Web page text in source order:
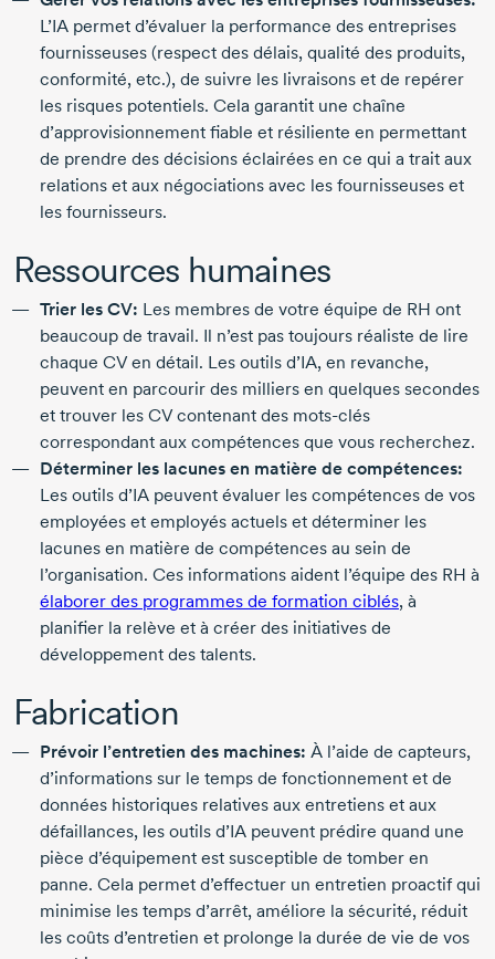
L’IA permet d’évaluer la performance des entreprises
fournisseuses (respect des délais, qualité des produits,
conformité, etc.), de suivre les livraisons et de repérer
les risques potentiels. Cela garantit une chaîne
d’approvisionnement fiable et résiliente en permettant
de prendre des décisions éclairées en ce qui a trait aux
relations et aux négociations avec les fournisseuses et
les fournisseurs.
Ressources humaines
Trier les CV: Les membres de votre équipe de RH ont
beaucoup de travail. Il n’est pas toujours réaliste de lire
chaque CV en détail. Les outils d’IA, en revanche,
peuvent en parcourir des milliers en quelques secondes
et trouver les CV contenant des mots-clés
correspondant aux compétences que vous recherchez.
Déterminer les lacunes en matière de compétences:
Les outils d’IA peuvent évaluer les compétences de vos
employées et employés actuels et déterminer les
lacunes en matière de compétences au sein de
l’organisation. Ces informations aident l’équipe des RH à
élaborer des programmes de formation ciblés, à
planifier la relève et à créer des initiatives de
développement des talents.
Fabrication
Prévoir l’entretien des machines: À l’aide de capteurs,
d’informations sur le temps de fonctionnement et de
données historiques relatives aux entretiens et aux
défaillances, les outils d’IA peuvent prédire quand une
pièce d’équipement est susceptible de tomber en
panne. Cela permet d’effectuer un entretien proactif qui
minimise les temps d’arrêt, améliore la sécurité, réduit
les coûts d’entretien et prolonge la durée de vie de vos